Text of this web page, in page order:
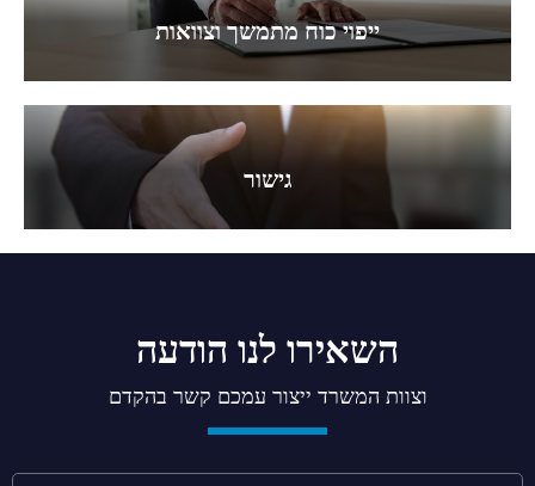
ייפוי כוח מתמשך וצוואות
גישור
השאירו לנו הודעה
וצוות המשרד ייצור עמכם קשר בהקדם